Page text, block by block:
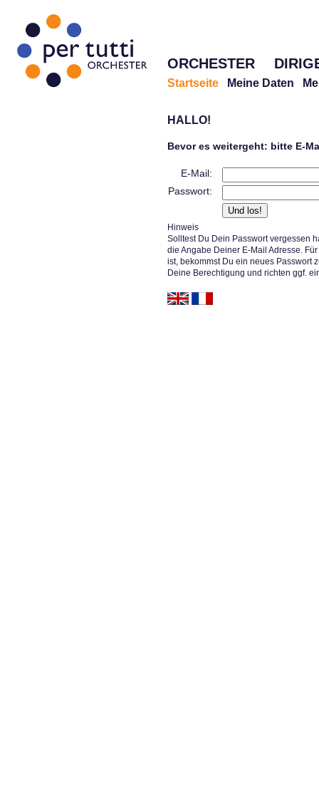
ORCHESTER
Startseite Meine Daten
HALLO!
Bevor es weitergeht: bitte E-
E-Mail:
Passwort:
Hinweis
Solltest Du Dein Passwort vergessen
die Angabe Deiner E-Mail Adresse.
ist, bekommst Du ein neues Passwort
Deine Berechtigung und richten ggf.